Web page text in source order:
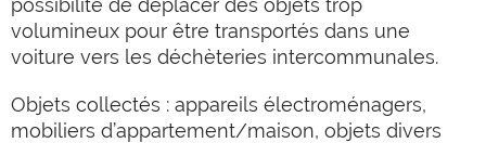
possibilité de déplacer des objets trop
volumineux pour être transportés dans une
voiture vers les déchèteries intercommunales.
Objets collectés : appareils électroménagers,
mobiliers d’appartement/maison, objets divers